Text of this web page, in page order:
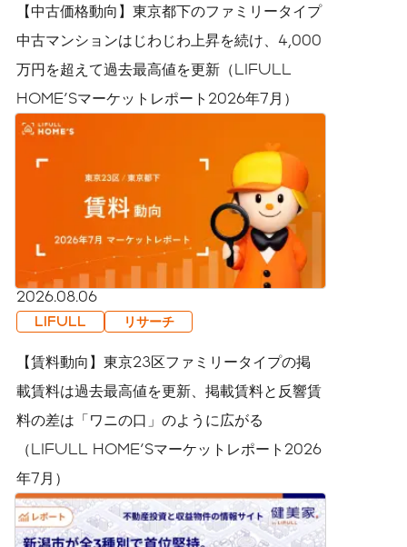
【中古価格動向】東京都下のファミリータイプ
中古マンションはじわじわ上昇を続け、4,000
万円を超えて過去最高値を更新（LIFULL
HOME'Sマーケットレポート2026年7月）
2026.08.06
LIFULL リサーチ
【賃料動向】東京23区ファミリータイプの掲
載賃料は過去最高値を更新、掲載賃料と反響賃
料の差は「ワニの口」のように広がる
（LIFULL HOME'Sマーケットレポート2026
年7月）